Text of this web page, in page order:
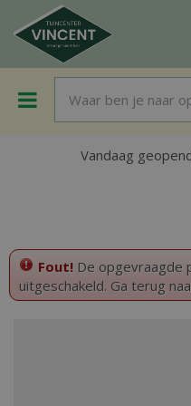
a
Vandaag
Fout! De opgevraagde
uitgeschakeld. Ga terug